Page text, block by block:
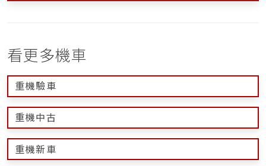
看更多機車
重機驗車
重機中古
重機新車